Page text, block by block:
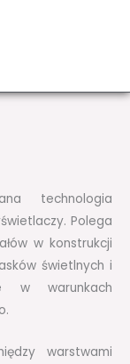
technologia
Polega
w konstrukcji
świetlnych i
w warunkach
warstwami